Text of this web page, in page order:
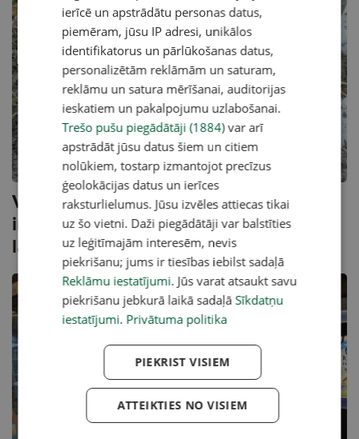
Valsts kompensēs līdz 90% militāru
incidentu radīto zaudējumu
lauksaimniecībā
ierīcē un apstrādātu personas datus,
piemēram, jūsu IP adresi, unikālos
identifikatorus un pārlūkošanas datus,
personalizētām reklāmām un saturam,
reklāmu un satura mērīšanai, auditorijas
ieskatiem un pakalpojumu uzlabošanai.
Trešo pušu piegādātāji (1884)var arī
apstrādāt jūsu datus šiem un citiem
nolūkiem, tostarp izmantojot precīzus
ģeolokācijas datus un ierīces
raksturlielumus. Jūsu izvēles attiecas tikai
uz šo vietni. Daži piegādātāji var balstīties
uz leģitīmajām interesēm, nevis
piekrišanu; jums ir tiesības iebilst sadaļā
Reklāmu iestatījumi. Jūs varat atsaukt savu
piekrišanu jebkurā laikā sadaļā Sīkdatņu
iestatījumi. Privātuma politika
PIEKRIST VISIEM
ATTEIKTIES NO VISIEM